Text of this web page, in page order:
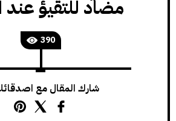
مضاد للتقيؤ
390
شارك المقال مع